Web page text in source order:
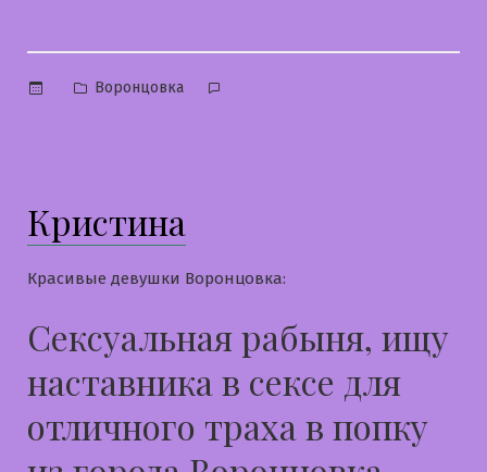
Опубликовано
Воронцовка
Кристина
Красивые девушки Воронцовка:
Сексуальная рабыня, ищу
наставника в сексе для
отличного траха в попку